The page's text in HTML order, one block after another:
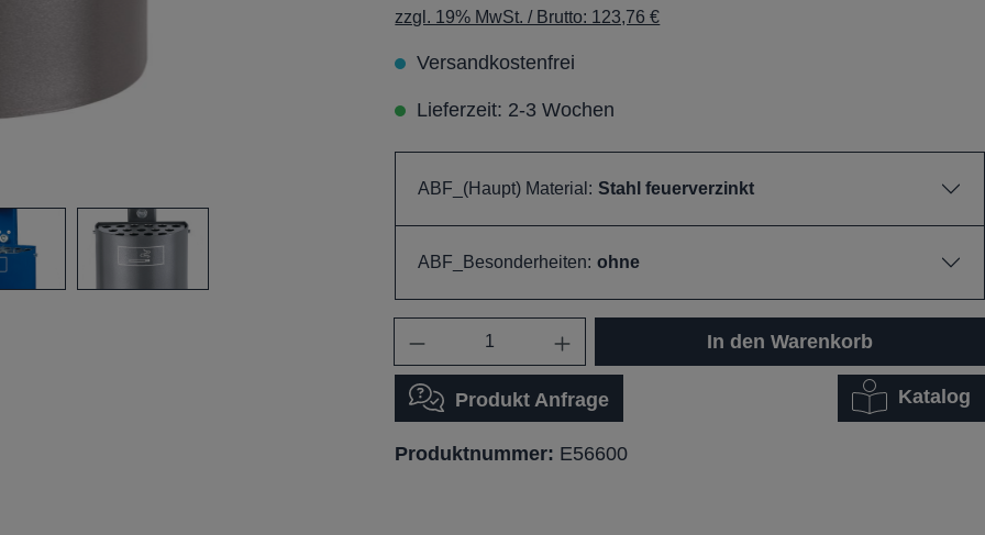
zzgl. 19% MwSt. / Brutto: 123,76 €
Versandkostenfrei
Lieferzeit: 2-3 Wochen
ABF_(Haupt) Material: Stahl feuerverzinkt
ABF_Besonderheiten: ohne
In den Warenkorb
Produkt Anfrage Katalog
Produktnummer: E56600